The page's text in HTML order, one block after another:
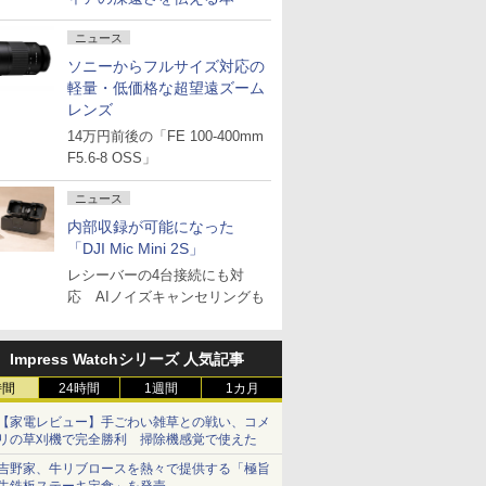
ニュース
ソニーからフルサイズ対応の
軽量・低価格な超望遠ズーム
レンズ
14万円前後の「FE 100-400mm
F5.6-8 OSS」
ニュース
内部収録が可能になった
「DJI Mic Mini 2S」
レシーバーの4台接続にも対
応 AIノイズキャンセリングも
Impress Watchシリーズ 人気記事
24時間 1週間 1カ月
家電レビュー】手ごわい雑草との戦い、コメ
の草刈機で完全勝利 掃除機感覚で使えた
野家、牛リブロースを熱々で提供する「極旨